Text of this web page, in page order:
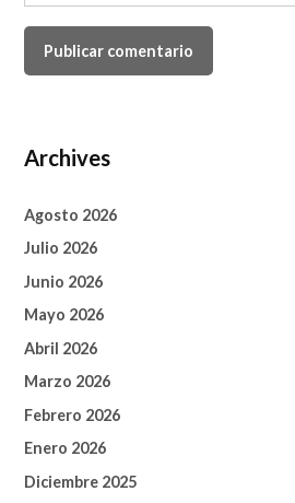
Archives
Agosto 2026
Julio 2026
Junio 2026
Mayo 2026
Abril 2026
Marzo 2026
Febrero 2026
Enero 2026
Diciembre 2025